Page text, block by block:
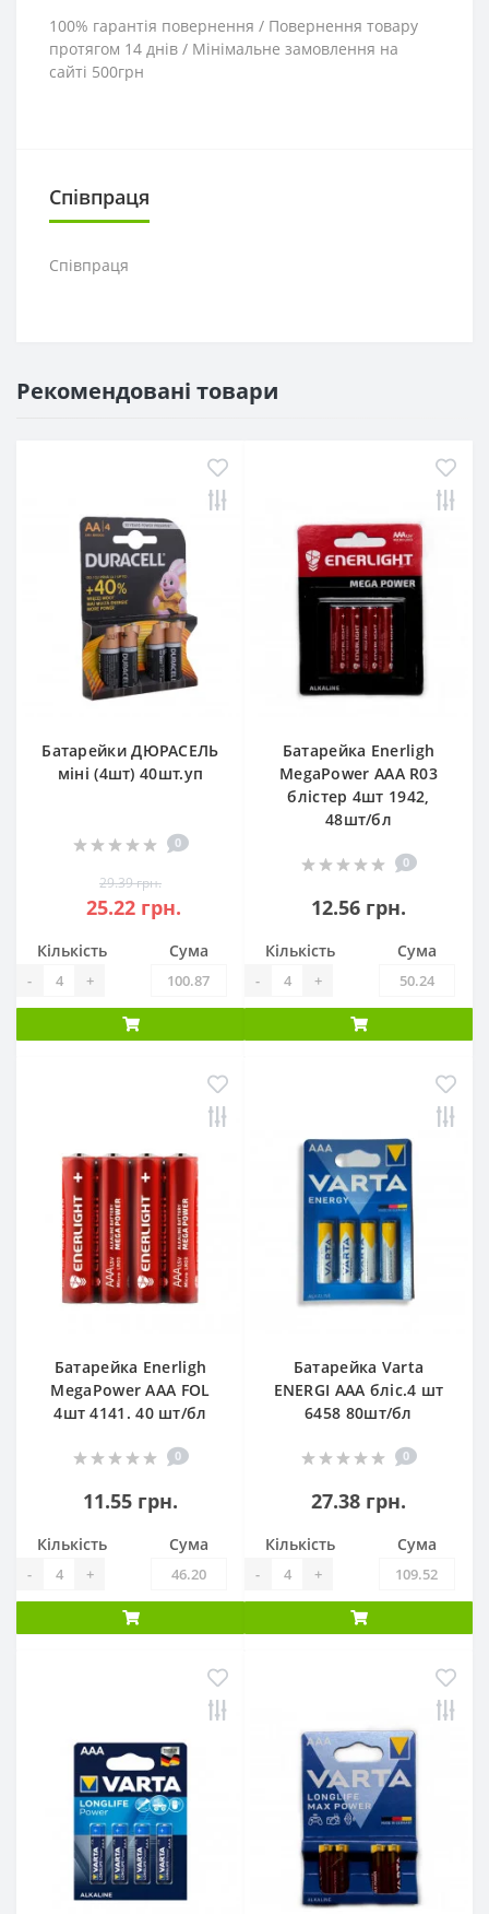
100% гарантія повернення / Повернення товару
протягом 14 днів / Мінімальне замовлення на
сайті 500грн
Співпраця
Співпраця
Рекомендовані товари
Батарейки ДЮРАСЕЛЬ
міні (4шт) 40шт.уп
0
29.39 грн.
25.22 грн.
Кількість
- +
Сума
Батарейка Enerligh
MegaPower ААА R03
блістер 4шт 1942,
48шт/бл
0
12.56 грн.
Кількість
- +
Сума
Батарейка Enerligh
MegaPower ААА FOL
4шт 4141. 40 шт/бл
0
11.55 грн.
Кількість
- +
Сума
Батарейка Varta
ENERGI AAA бліс.4 шт
6458 80шт/бл
0
27.38 грн.
Кількість
- +
Сума